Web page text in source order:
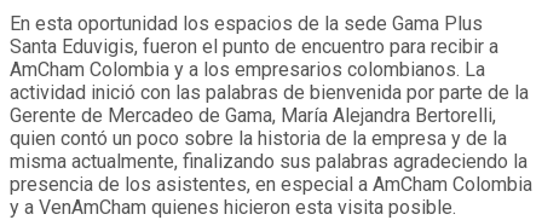
En esta oportunidad los espacios de la sede Gama Plus
Santa Eduvigis, fueron el punto de encuentro para recibir a
AmCham Colombia y a los empresarios colombianos. La
actividad inició con las palabras de bienvenida por parte de la
Gerente de Mercadeo de Gama, María Alejandra Bertorelli,
quien contó un poco sobre la historia de la empresa y de la
misma actualmente, finalizando sus palabras agradeciendo la
presencia de los asistentes, en especial a AmCham Colombia
y a VenAmCham quienes hicieron esta visita posible.